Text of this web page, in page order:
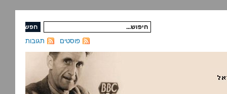
תגובות פוסטים